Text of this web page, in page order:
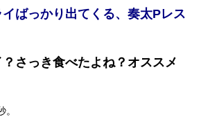
ばっかり出てくる、奏太Pレス
？さっき食べたよね？オススメ